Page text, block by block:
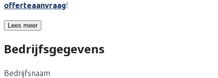
offerteaanvraag!
Lees meer
Bedrijfsgegevens
Bedrijfsnaam